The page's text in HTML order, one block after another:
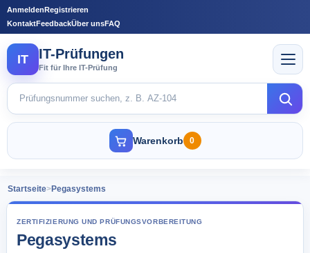
AnmeldenRegistrieren
KontaktFeedbackÜber unsFAQ
IT IT-Prüfungen
Fit für Ihre IT-Prüfung
Warenkorb 0
Startseite>Pegasystems
ZERTIFIZIERUNG UND PRÜFUNGSVORBEREITUNG
Pegasystems